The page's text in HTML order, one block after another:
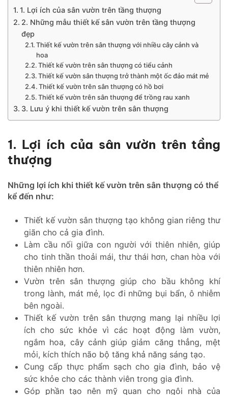
1. Lợi ích của sân vườn trên tầng thượng
2. Những mẫu thiết kế sân vườn trên tầng thượng
đẹp
Thiết kế vườn trên sân thượng với nhiều cây cảnh và
hoa
Thiết kế vườn trên sân thượng có tiểu cảnh
Thiết kế vườn sân thượng trở thành một ốc đảo mát mẻ
Thiết kế vườn trên sân thượng có hồ bơi
Thiết kế vườn trên sân thượng để trồng rau xanh
3. Lưu ý khi thiết kế vườn trên sân thượng
1. Lợi ích của sân vườn trên tầng
thượng
Những lợi ích khi thiết kế vườn trên sân thượng có thể
kể đến như:
Thiết kế vườn sân thượng tạo không gian riêng thư
giãn cho cả gia đình.
Làm cầu nối giữa con người với thiên nhiên, giúp
cho tinh thần thoải mái, thư thái hơn, chan hòa với
thiên nhiên hơn.
Vườn trên sân thượng giúp cho bầu không khí
trong lành, mát mẻ, lọc đi những bụi bẩn, ô nhiễm
bên ngoài.
Thiết kế vườn trên sân thượng mang lại nhiều lợi
ích cho sức khỏe vì các hoạt động làm vườn,
ngắm hoa, cây cảnh giúp giảm căng thẳng, mệt
mỏi, kích thích não bộ tăng khả năng sáng tạo.
Cung cấp thực phẩm sạch cho gia đình, bảo vệ
sức khỏe cho các thành viên trong gia đình.
Góp phần tạo nên mỹ quan cho ngôi nhà của